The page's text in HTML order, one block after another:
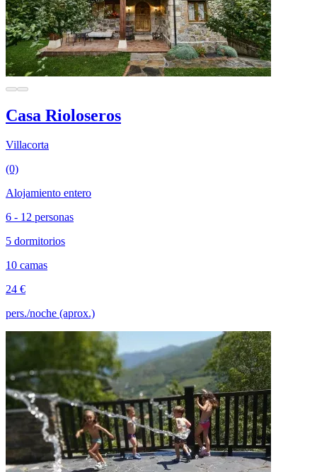
Casa Rioloseros
Villacorta
(0)
Alojamiento entero
6 - 12 personas
5 dormitorios
10 camas
24 €
pers./noche (aprox.)